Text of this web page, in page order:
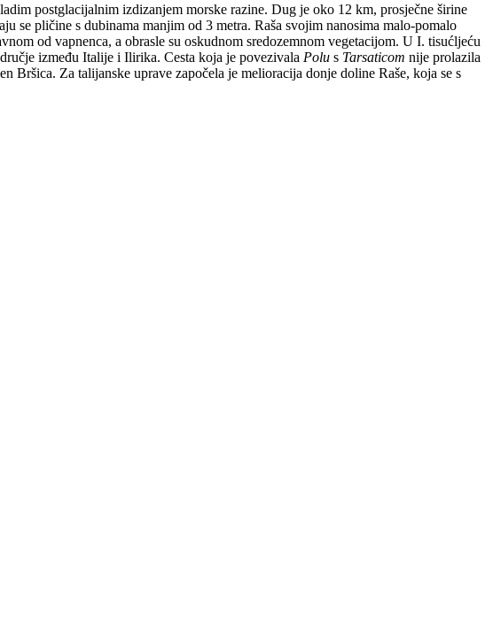
postglacijalnim izdizanjem morske razine. Dug je oko 12 km, prosječne širine
se pličine s dubinama manjim od 3 metra. Raša svojim nanosima malo-pomalo
od vapnenca, a obrasle su oskudnom sredozemnom vegetacijom. U I. tisućljeću
između Italije i Ilirika. Cesta koja je povezivala Polu s Tarsaticom nije prolazila
Bršica. Za talijanske uprave započela je melioracija donje doline Raše, koja se s